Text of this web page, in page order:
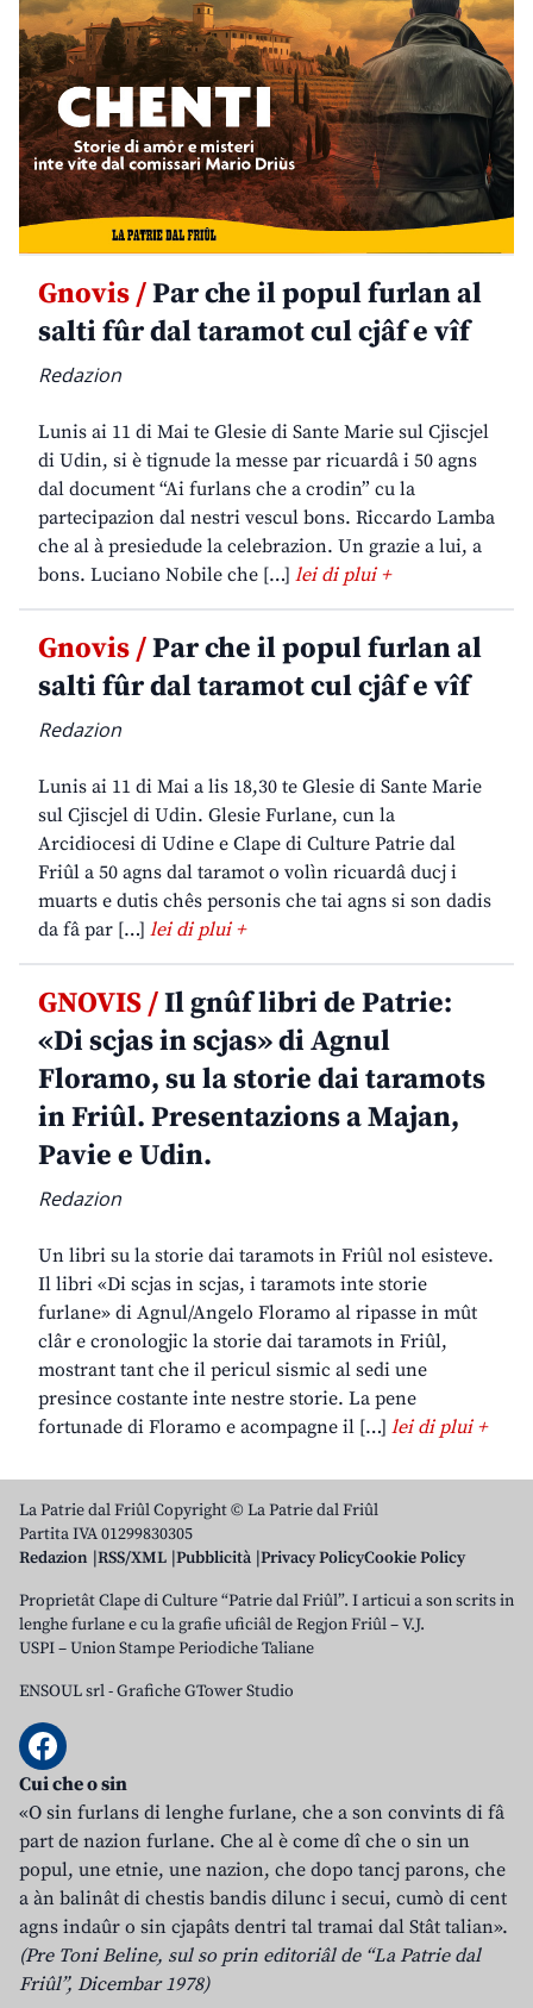
Gnovis /Par che il popul furlan al
salti fûr dal taramot cul cjâf e vîf
Redazion
Lunis ai 11 di Mai te Glesie di Sante Marie sul Cjiscjel
di Udin, si è tignude la messe par ricuardâ i 50 agns
dal document “Ai furlans che a crodin” cu la
partecipazion dal nestri vescul bons. Riccardo Lamba
che al à presiedude la celebrazion. Un grazie a lui, a
bons. Luciano Nobile che […] lei di plui +
Gnovis /Par che il popul furlan al
salti fûr dal taramot cul cjâf e vîf
Redazion
Lunis ai 11 di Mai a lis 18,30 te Glesie di Sante Marie
sul Cjiscjel di Udin. Glesie Furlane, cun la
Arcidiocesi di Udine e Clape di Culture Patrie dal
Friûl a 50 agns dal taramot o volìn ricuardâ ducj i
muarts e dutis chês personis che tai agns si son dadis
da fâ par […] lei di plui +
GNOVIS /Il gnûf libri de Patrie:
«Di scjas in scjas» di Agnul
Floramo, su la storie dai taramots
in Friûl. Presentazions a Majan,
Pavie e Udin.
Redazion
Un libri su la storie dai taramots in Friûl nol esisteve.
Il libri «Di scjas in scjas, i taramots inte storie
furlane» di Agnul/Angelo Floramo al ripasse in mût
clâr e cronologjic la storie dai taramots in Friûl,
mostrant tant che il pericul sismic al sedi une
presince costante inte nestre storie. La pene
fortunade di Floramo e acompagne il […] lei di plui +
La Patrie dal Friûl Copyright © La Patrie dal Friûl
Partita IVA 01299830305
Redazion RSS/XML Pubblicità Privacy PolicyCookie Policy
Proprietât Clape di Culture “Patrie dal Friûl”. I articui a son scrits in
lenghe furlane e cu la grafie uficiâl de Regjon Friûl – V.J.
USPI – Union Stampe Periodiche Taliane
ENSOUL srl-Grafiche GTower Studio
Cui che o sin
«O sin furlans di lenghe furlane, che a son convints di fâ
part de nazion furlane. Che al è come dî che o sin un
popul, une etnie, une nazion, che dopo tancj parons, che
a àn balinât di chestis bandis dilunc i secui, cumò di cent
agns indaûr o sin cjapâts dentri tal tramai dal Stât talian».
(Pre Toni Beline, sul so prin editoriâl de “La Patrie dal
Friûl”, Dicembar 1978)